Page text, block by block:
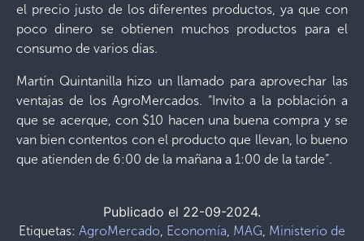
el precio justo de los diferentes productos, ya que con
poco dinero se obtienen muchos productos para el
consumo de varios días.
Martín Quintanilla hizo un llamado para aprovechar las
ventajas de los AgroMercados. “Invito a la población a
que se acerque, con $10 hacen una buena compra y se
van bien contentos con el producto que llevan, lo bueno
que atienden de 6:00 de la mañana a 1:00 de la tarde”.
Publicado el 22-09-2024.
Etiquetas: AgroMercado Economía MAG Ministerio de